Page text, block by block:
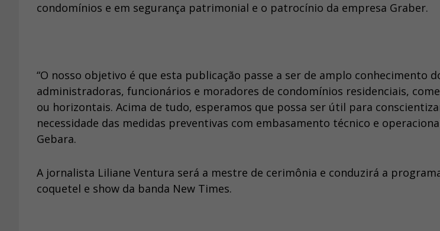
condomínios e em segurança patrimonial e o patrocínio da empresa Graber.
“O nosso objetivo é que esta publicação passe a ser de amplo conhecimento
administradoras, funcionários e moradores de condomínios residenciais,
ou horizontais. Acima de tudo, esperamos que possa ser útil para
necessidade das medidas preventivas com embasamento técnico e
Gebara.
A jornalista Liliane Ventura será a mestre de cerimônia e conduzirá a
coquetel e show da banda New Times.